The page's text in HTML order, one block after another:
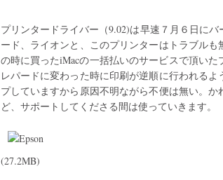
プリンタードライバー（9.02)は早速７月６日に
ード、ライオンと、このプリンターはトラブル
の時に買ったiMacの一括払いのサービスで頂い
レパードに変わった時に印刷が逆順に行われる
プしていますから原因不明ながら不便は無い。
ど、サポートしてくださる間は使っていきます。
(27.2MB)